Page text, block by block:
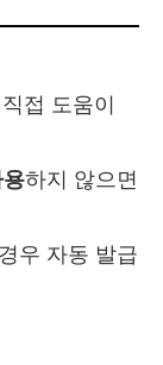
접 도움이
하지 않으면
우 자동 발급